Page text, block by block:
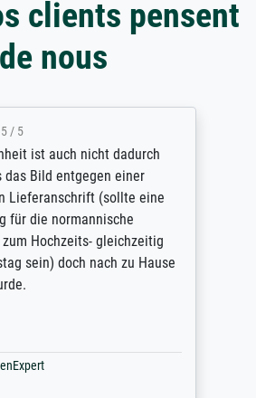
clients pensent
de nous
5 / 5
ist auch nicht dadurch
das Bild entgegen einer
Lieferanschrift (sollte eine
für die normannische
Hochzeits- gleichzeitig
sein) doch nach zu Hause